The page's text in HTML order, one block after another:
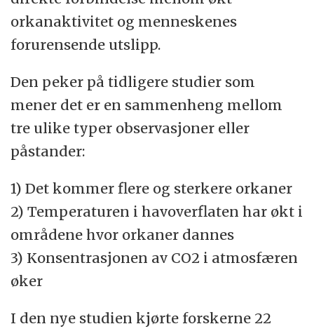
orkanaktivitet og menneskenes
forurensende utslipp.
Den peker på tidligere studier som
mener det er en sammenheng mellom
tre ulike typer observasjoner eller
påstander:
1) Det kommer flere og sterkere orkaner
2) Temperaturen i havoverflaten har økt i
områdene hvor orkaner dannes
3) Konsentrasjonen av CO2 i atmosfæren
øker
I den nye studien kjørte forskerne 22